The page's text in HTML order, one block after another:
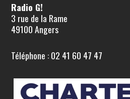
Radio G!
3 rue de la Rame
49100 Angers
Téléphone : 02 41 60 47 47